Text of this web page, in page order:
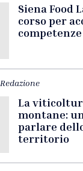
Siena Food
corso per
Redazione
La
montane:
parlare
territorio